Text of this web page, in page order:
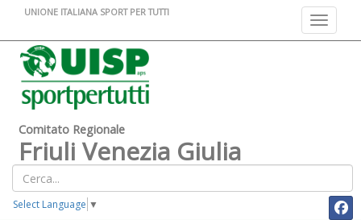
Toggle
UNIONE ITALIANA SPORT PER TUTTI
Comitato Regionale
Friuli Venezia Giulia
Select Language ▼